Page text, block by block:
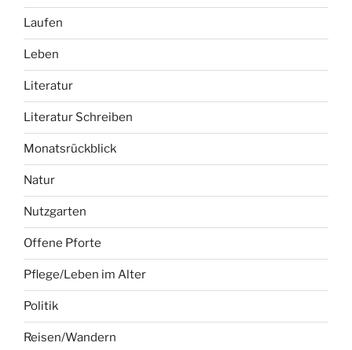
Laufen
Leben
Literatur
Literatur Schreiben
Monatsrückblick
Natur
Nutzgarten
Offene Pforte
Pflege/Leben im Alter
Politik
Reisen/Wandern